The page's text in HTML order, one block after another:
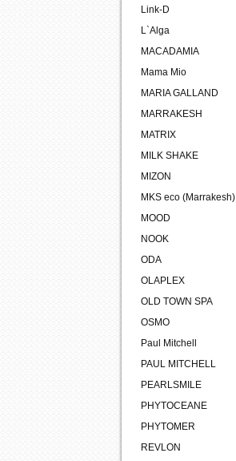
Link-D
L`Alga
MACADAMIA
Mama Mio
MARIA GALLAND
MARRAKESH
MATRIX
MILK SHAKE
MIZON
MKS eco (Marrakesh)
MOOD
NOOK
ODA
OLAPLEX
OLD TOWN SPA
OSMO
Paul Mitchell
PAUL MITCHELL
PEARLSMILE
PHYTOCEANE
PHYTOMER
REVLON